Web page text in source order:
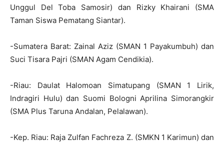
Unggul Del Toba Samosir) dan Rizky Khairani (SMA
Taman Siswa Pematang Siantar).
-Sumatera Barat: Zainal Aziz (SMAN 1 Payakumbuh) dan
Suci Tisara Pajri (SMAN Agam Cendikia).
-Riau: Daulat Halomoan Simatupang (SMAN 1 Lirik,
Indragiri Hulu) dan Suomi Bologni Aprilina Simorangkir
(SMA Plus Taruna Andalan, Pelalawan).
-Kep. Riau: Raja Zulfan Fachreza Z. (SMKN 1 Karimun) dan